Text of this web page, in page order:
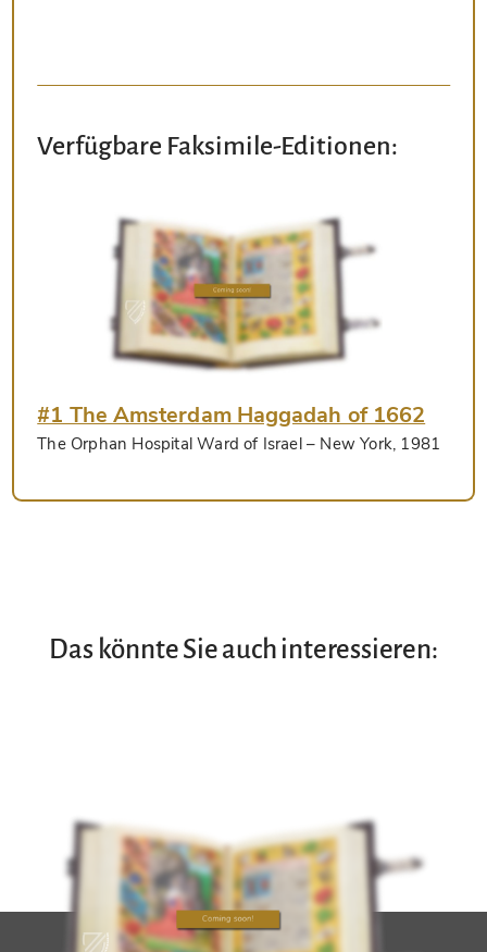
Verfügbare Faksimile-Editionen:
#1 The Amsterdam Haggadah of 1662
The Orphan Hospital Ward of Israel– New York, 1981
Das könnte Sie auch interessieren: